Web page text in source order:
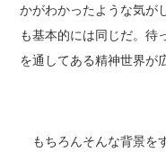
かがわかったような気が
も基本的には同じだ。待
を通してある精神世界が
もちろんそんな背景を